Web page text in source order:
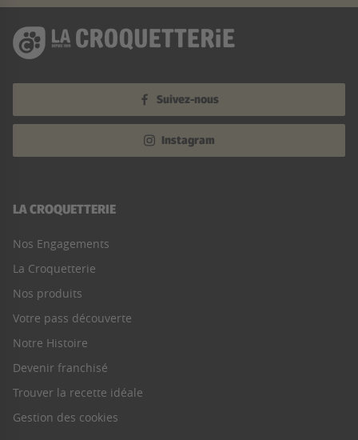
Suivez-nous
Instagram
LA CROQUETTERIE
Nos Engagements
La Croquetterie
Nos produits
Votre pass découverte
Notre Histoire
Devenir franchisé
Trouver la recette idéale
Gestion des cookies